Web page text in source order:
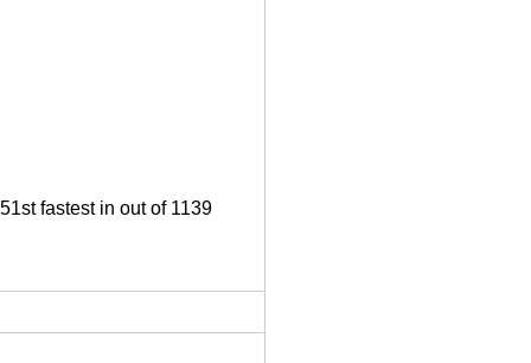
fastest in out of 1139